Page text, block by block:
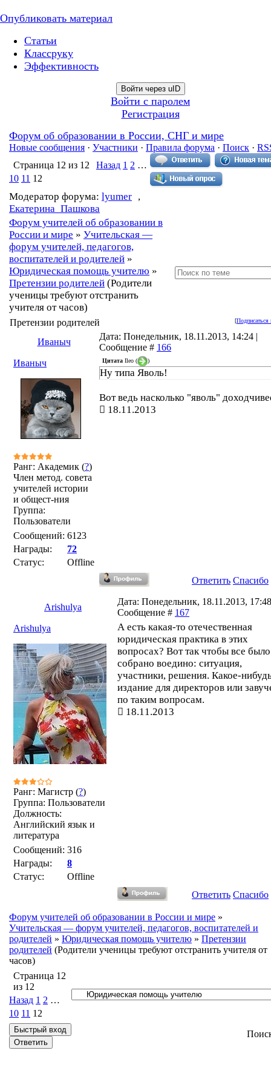
Опубликовать материал
Статьи
Классруку
Эффективность
Войти через uID
Войти с паролем
Регистрация
Форум об образовании в России, СНГ и мире
Новые сообщения · Участники · Правила форума · Поиск ·
Страница 12 из 12 Назад 1 2 …
10 11 12
Модератор форума: lyumer ,
Екатерина_Пашкова
Форум учителей об образовании в
России и мире » Учительская —
форум учителей, педагогов,
воспитателей и родителей »
Юридическая помощь учителю »
Претензии родителей (Родители
ученицы требуют отстранить
учителя от часов)
[Подписаться
Претензии родителей
Иваныч
Дата: Понедельник, 18.11.2013, 14:24 |
Сообщение # 166
Иваныч
Ранг: Академик (?)
Член метод. совета
учителей истории
и общест-ния
Группа:
Пользователи
Сообщений: 6123
Награды:
72
Статус:
Offline
Цитата Ileo ( )
Ну типа Яволь!
Вот ведь насколько "яволь"
18.11.2013
Ответить Спасибо
Arishulya
Дата: Понедельник, 18.11.2013,
Сообщение # 167
Arishulya
Ранг: Магистр (?)
Группа: Пользователи
Должность:
Английский язык и
литература
Сообщений: 316
Награды:
8
Статус:
Offline
А есть какая-то отечественная
юридическая практика в этих
вопросах? Вот так чтобы все было
собрано воедино: ситуация,
участники, решения. Какое-
издание для директоров или
по таким вопросам.
18.11.2013
Ответить Спасибо
Форум учителей об образовании в России и мире »
Учительская — форум учителей, педагогов, воспитателей и
родителей » Юридическая помощь учителю » Претензии
родителей (Родители ученицы требуют отстранить учителя от
часов)
Страница 12
из 12
Назад 1 2 …
10 11 12